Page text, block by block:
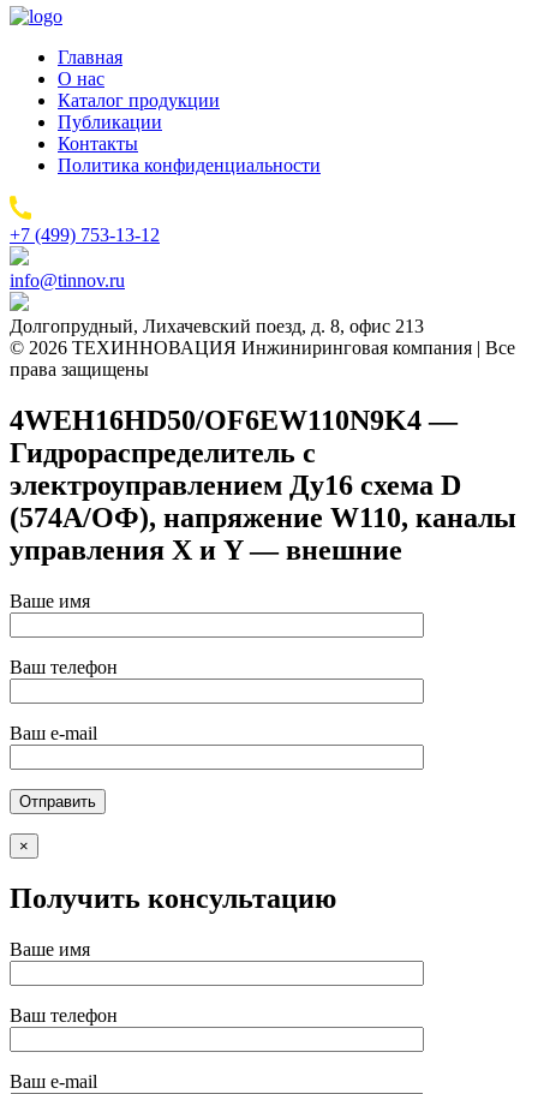
Главная
О нас
Каталог продукции
Публикации
Контакты
Политика конфиденциальности
+7 (499) 753-13-12
info@tinnov.ru
Долгопрудный, Лихачевский поезд, д. 8, офис 213
© 2026 ТЕХИННОВАЦИЯ Инжиниринговая компания | Все
права защищены
4WEH16HD50/OF6EW110N9K4 —
Гидрораспределитель с
электроуправлением Ду16 схема D
(574А/ОФ), напряжение W110, каналы
управления X и Y — внешние
Ваше имя
Ваш телефон
Ваш e-mail
×
Получить консультацию
Ваше имя
Ваш телефон
Ваш e-mail